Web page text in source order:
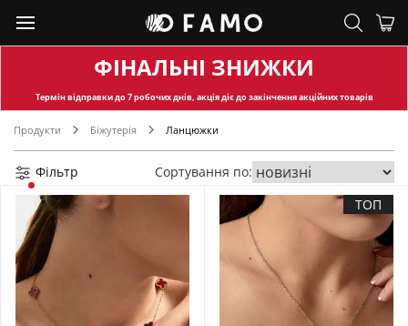
ФІНАЛЬНІ ЗНИЖКИ
Термін відправкидо 7 робочих днів, акція діє до закінчення акційних товарів
Продукти Біжутерія Ланцюжки
Фільтр Сортування по:
ТОП